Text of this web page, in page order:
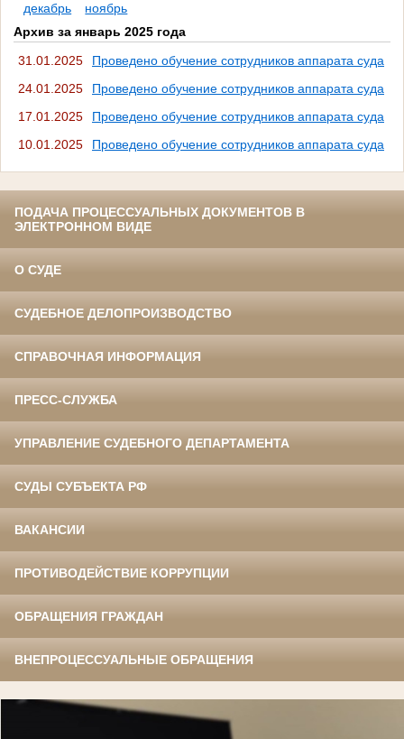
декабрь
ноябрь
Архив за январь 2025 года
31.01.2025
Проведено обучение сотрудников аппарата суда
24.01.2025
Проведено обучение сотрудников аппарата суда
17.01.2025
Проведено обучение сотрудников аппарата суда
10.01.2025
Проведено обучение сотрудников аппарата суда
ПОДАЧА ПРОЦЕССУАЛЬНЫХ ДОКУМЕНТОВ В
ЭЛЕКТРОННОМ ВИДЕ
О СУДЕ
СУДЕБНОЕ ДЕЛОПРОИЗВОДСТВО
СПРАВОЧНАЯ ИНФОРМАЦИЯ
ПРЕСС-СЛУЖБА
УПРАВЛЕНИЕ СУДЕБНОГО ДЕПАРТАМЕНТА
СУДЫ СУБЪЕКТА РФ
ВАКАНСИИ
ПРОТИВОДЕЙСТВИЕ КОРРУПЦИИ
ОБРАЩЕНИЯ ГРАЖДАН
ВНЕПРОЦЕССУАЛЬНЫЕ ОБРАЩЕНИЯ